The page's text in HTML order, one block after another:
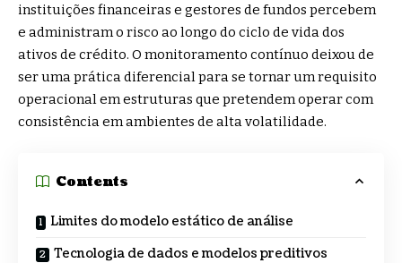
instituições financeiras e gestores de fundos percebem
e administram o risco ao longo do ciclo de vida dos
ativos de crédito. O monitoramento contínuo deixou de
ser uma prática diferencial para se tornar um requisito
operacional em estruturas que pretendem operar com
consistência em ambientes de alta volatilidade.
Contents
Limites do modelo estático de análise
Tecnologia de dados e modelos preditivos